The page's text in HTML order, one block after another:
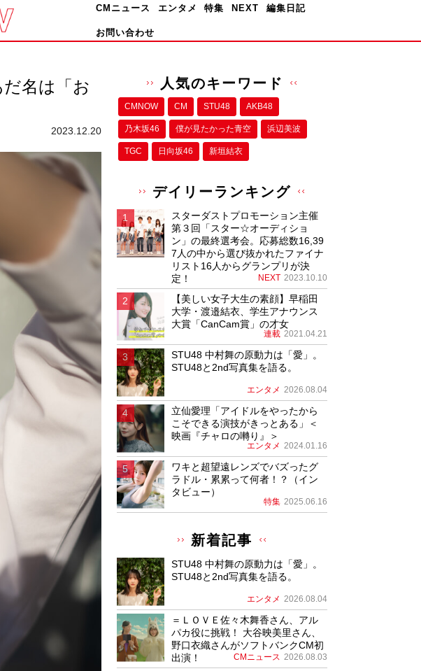
CMニュース エンタメ 特集 NEXT 編集日記
お問い合わせ
名は「お
2023.12.20
人気のキーワード
CMNOW CM STU48 AKB48
乃木坂46 僕が⾒たかった⻘空 浜辺美波
TGC 日向坂46 新垣結衣
デイリーランキング
スターダストプロモーション主催
第３回「スター☆オーディショ
ン」の最終選考会。応募総数16,39
7人の中から選び抜かれたファイナ
リスト16人からグランプリが決
定！
NEXT 2023.10.10
【美しい女子大生の素顔】早稲田
大学・渡邉結衣、学生アナウンス
大賞「CanCam賞」の才女
連載 2021.04.21
STU48 中村舞の原動力は「愛」。
STU48と2nd写真集を語る。
エンタメ 2026.08.04
立仙愛理「アイドルをやったから
こそできる演技がきっとある」＜
映画『チャロの囀り』＞
エンタメ 2024.01.16
ワキと超望遠レンズでバズったグ
ラドル・累累って何者！？（イン
タビュー）
特集 2025.06.16
新着記事
STU48 中村舞の原動力は「愛」。
STU48と2nd写真集を語る。
エンタメ 2026.08.04
＝ＬＯＶＥ佐々木舞香さん、アル
パカ役に挑戦！ 大谷映美里さん、
野口衣織さんがソフトバンクCM初
出演！
CMニュース 2026.08.03